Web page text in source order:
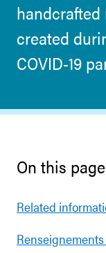
handcrafted
created
COVID-19
On this
Related